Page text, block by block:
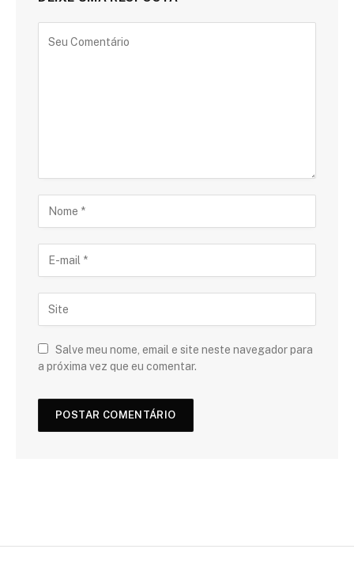
Salve meu nome, email e site neste navegador para
a próxima vez que eu comentar.